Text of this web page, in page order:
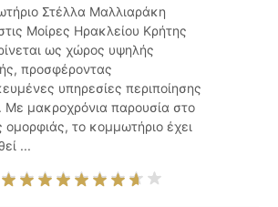
Στέλλα Μαλλιαράκη
Μοίρες Ηρακλείου Κρήτης
ως χώρος υψηλής
προσφέροντας
υπηρεσίες περιποίησης
Με μακροχρόνια παρουσία στο
ομορφιάς, το κομμωτήριο έχει
...